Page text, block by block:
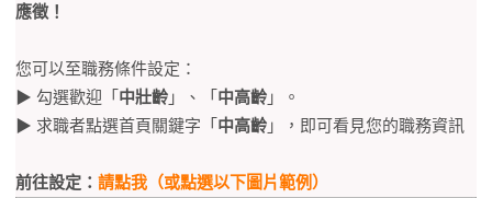
應徵！
您可以至職務條件設定：
▶ 勾選歡迎「 中壯齡 」、「 中高齡 」。
▶ 求職者點選首頁關鍵字「 中高齡 」，即可看見您的職務資訊
前往設定： 請點我（或點選以下圖片範例）